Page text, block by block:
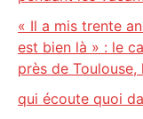
« Il a mis trente
est bien là » : le
près de
qui écoute quoi